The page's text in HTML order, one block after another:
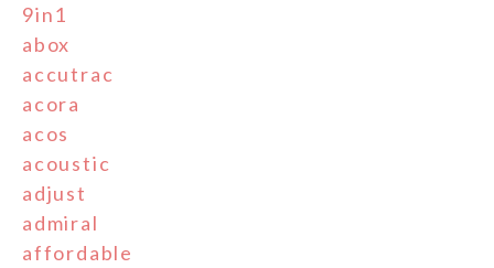
9in1
abox
accutrac
acora
acos
acoustic
adjust
admiral
affordable